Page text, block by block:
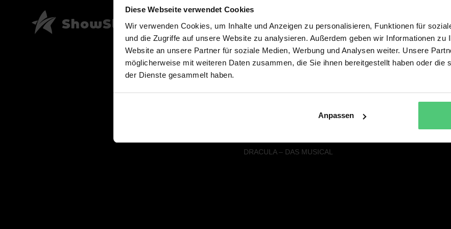
Diese Webseite verwendet Cookies
Wir verwenden Cookies, um Inhalte und Anzeigen zu personalisieren, Funktionen für
und die Zugriffe auf unsere Website zu analysieren. Außerdem geben wir Informationen zu
Website an unsere Partner für soziale Medien, Werbung und Analysen weiter. Unsere
möglicherweise mit weiteren Daten zusammen, die Sie ihnen bereitgestellt haben oder die
der Dienste gesammelt haben.
Anpassen
Alle Musicals & Shows
SISTER ACT – DAS HIMMLISCHE
MUSICAL
FACK JU GÖHTE - DAS MUSICAL
DREI HASELNÜSSE FÜR
DRACULA – DAS MUSICAL
PRESSE
NEWSLETTER